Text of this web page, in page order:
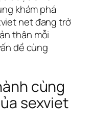
khám phá
net đang trở
thân mỗi
đề cùng
cùng
sexviet